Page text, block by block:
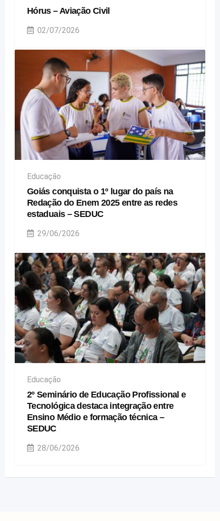
Hórus – Aviação Civil
02/07/2026
Educação
Goiás conquista o 1º lugar do país na
Redação do Enem 2025 entre as redes
estaduais – SEDUC
29/06/2026
Educação
2º Seminário de Educação Profissional e
Tecnológica destaca integração entre
Ensino Médio e formação técnica –
SEDUC
28/06/2026